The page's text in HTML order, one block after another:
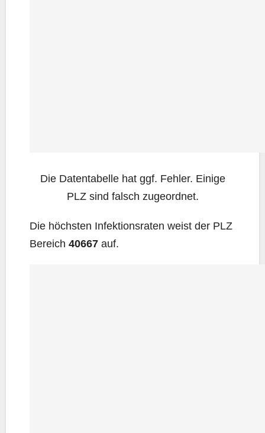
Die Daten­ta­bel­le hat ggf. Feh­ler. Eini­ge
PLZ sind falsch zugeordnet.
Die höchs­ten Infek­ti­ons­ra­ten weist der PLZ
Bereich 40667 auf.